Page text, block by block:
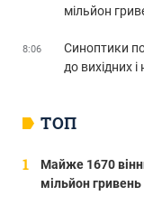
ТОП
Майже 1670
мільйон гривень
мільйон
8:06
Синоптики
до вихідних і